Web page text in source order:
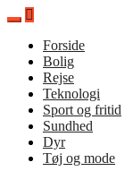
Spring
indholdForside
Bolig
Rejse
Teknologi
Sport og fritid
Sundhed
Dyr
Tøj og mode